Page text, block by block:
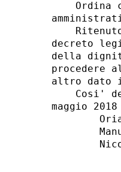
Ordina
decreto
della
procedere
altro dato
Cosi'
maggio